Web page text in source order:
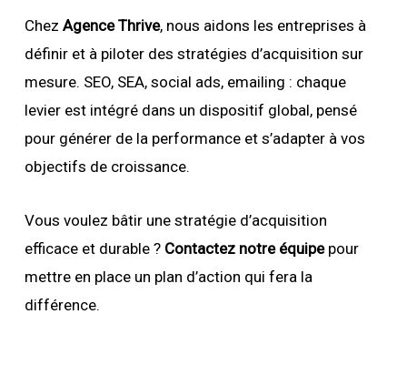
Chez Agence Thrive, nous aidons les entreprises à
définir et à piloter des stratégies d’acquisition sur
mesure. SEO, SEA, social ads, emailing : chaque
levier est intégré dans un dispositif global, pensé
pour générer de la performance et s’adapter à vos
objectifs de croissance.
Vous voulez bâtir une stratégie d’acquisition
efficace et durable ? Contactez notre équipepour
mettre en place un plan d’action qui fera la
différence.